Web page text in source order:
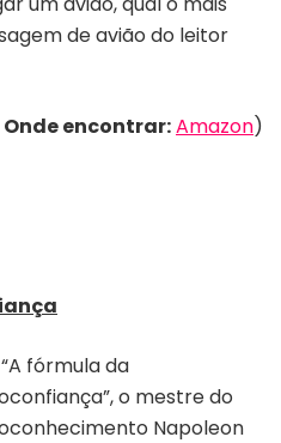
de avião do leitor
Onde encontrar:Amazon)
fórmula da
o mestre do
Napoleon